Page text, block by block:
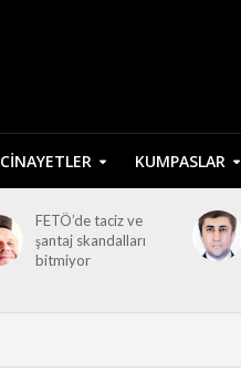
CINAYETLER KUMPASLAR
FETÖ’de taciz ve
şantaj skandalları
bitmiyor